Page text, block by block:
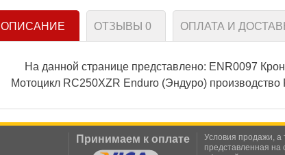
ОПИСАНИЕ ОТЗЫВЫ0 ОПЛАТА И
На данной странице представлено: ENR0097
Мотоцикл RC250XZR Enduro (Эндуро) производство
Принимаем к оплате
Условия продажи,
представленная на